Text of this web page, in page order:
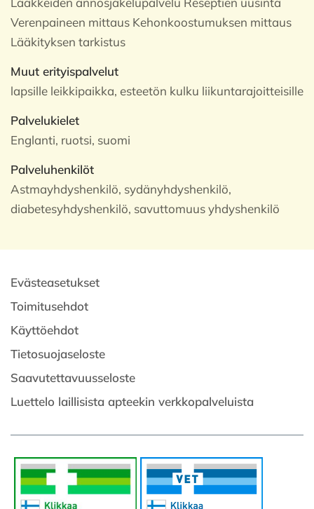
Verenpaineen mittaus Kehonkoostumuksen mittaus
Lääkityksen tarkistus
Muut erityispalvelut
lapsille leikkipaikka, esteetön kulku liikuntarajoitteisille
Palvelukielet
Englanti, ruotsi, suomi
Palveluhenkilöt
Astmayhdyshenkilö, sydänyhdyshenkilö,
diabetesyhdyshenkilö, savuttomuus yhdyshenkilö
Evästeasetukset
Toimitusehdot
Käyttöehdot
Tietosuojaseloste
Saavutettavuusseloste
Luettelo laillisista apteekin verkkopalveluista